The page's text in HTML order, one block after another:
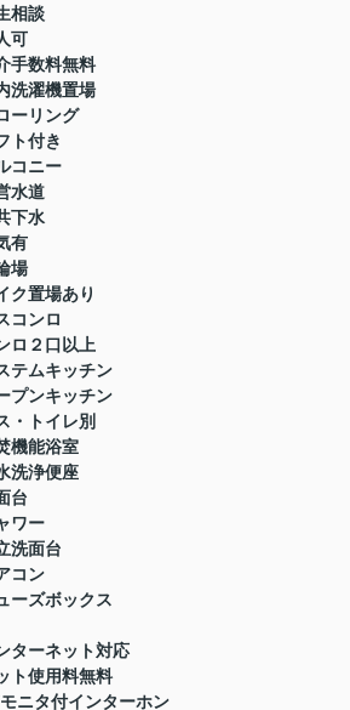
相談
可
手数料無料
洗濯機置場
ーリング
ト付き
コニー
水道
下水
有
場
ク置場あり
コンロ
ロ２口以上
テムキッチン
プンキッチン
・トイレ別
機能浴室
洗浄便座
台
ワー
洗面台
コン
ーズボックス
ターネット対応
ト使用料無料
ニタ付インターホン